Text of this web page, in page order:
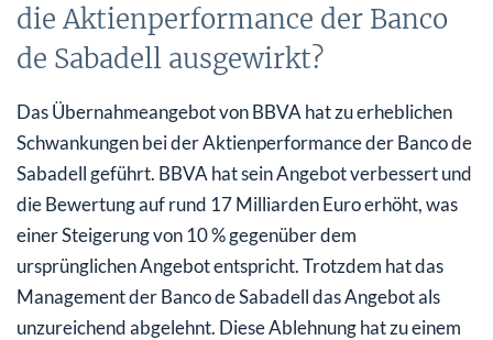
die Aktienperformance der Banco
de Sabadell ausgewirkt?
Das Übernahmeangebot von BBVA hat zu erheblichen
Schwankungen bei der Aktienperformance der Banco de
Sabadell geführt. BBVA hat sein Angebot verbessert und
die Bewertung auf rund 17 Milliarden Euro erhöht, was
einer Steigerung von 10 % gegenüber dem
ursprünglichen Angebot entspricht. Trotzdem hat das
Management der Banco de Sabadell das Angebot als
unzureichend abgelehnt. Diese Ablehnung hat zu einem